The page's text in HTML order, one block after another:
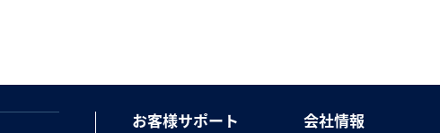
お客様サポート 会社情報